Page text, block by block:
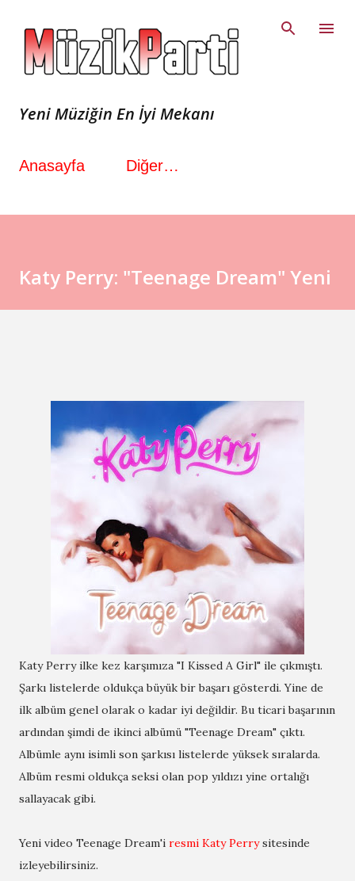
Yeni Müziğin En İyi Mekanı
Anasayfa Diğer…
Katy Perry: "Teenage Dream" Yeni
Katy Perry ilke kez karşımıza "I Kissed A Girl" ile çıkmıştı.
Şarkı listelerde oldukça büyük bir başarı gösterdi. Yine de
ilk albüm genel olarak o kadar iyi değildir. Bu ticari başarının
ardından şimdi de ikinci albümü "Teenage Dream" çıktı.
Albümle aynı isimli son şarkısı listelerde yüksek sıralarda.
Albüm resmi oldukça seksi olan pop yıldızı yine ortalığı
sallayacak gibi.
Yeni video Teenage Dream'i resmi Katy Perrysitesinde
izleyebilirsiniz.